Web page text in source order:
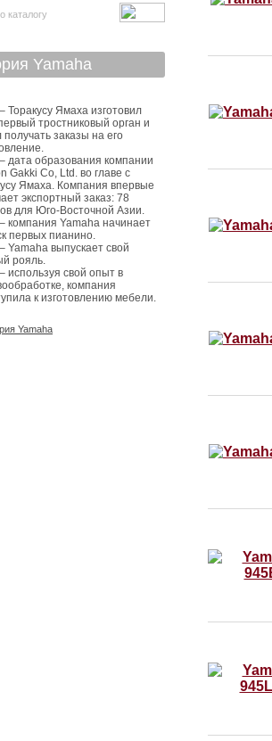
Yamaha
– Торакусу Ямаха изготовил
тростниковый орган и
получать заказы на его
– дата образования компании
Gakki Co, Ltd. во главе с
Ямаха. Компания впервые
экспортный заказ: 78
для Юго-Восточной Азии.
– компания Yamaha начинает
первых пианино.
– Yamaha выпускает свой
рояль.
– используя свой опыт в
компания
к изготовлению мебели.
Yamaha